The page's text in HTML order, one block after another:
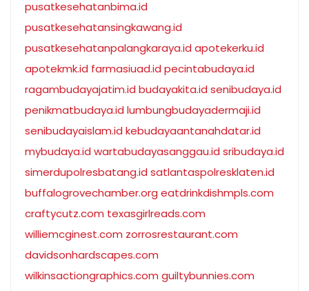
pusatkesehatanbima.id
pusatkesehatansingkawang.id
pusatkesehatanpalangkaraya.id apotekerku.id
apotekmk.id farmasiuad.id pecintabudaya.id
ragambudayajatim.id budayakita.id senibudaya.id
penikmatbudaya.id lumbungbudayadermaji.id
senibudayaislam.id kebudayaantanahdatar.id
mybudaya.id wartabudayasanggau.id sribudaya.id
simerdupolresbatang.id satlantaspolresklaten.id
buffalogrovechamber.org eatdrinkdishmpls.com
craftycutz.com texasgirlreads.com
williemcginest.com zorrosrestaurant.com
davidsonhardscapes.com
wilkinsactiongraphics.com guiltybunnies.com